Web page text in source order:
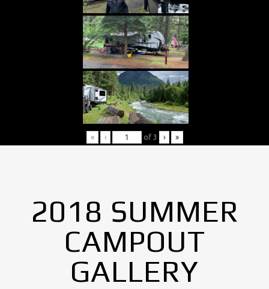
« ‹ of 3 › »
2018 SUMMER
CAMPOUT
GALLERY